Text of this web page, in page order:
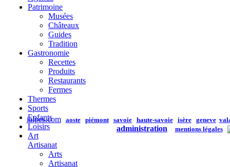
ialpes.com aoste piémont savoie haute-savoie isère geneve
administration mentions légales
Patrimoine
Musées
Châteaux
Guides
Tradition
Gastronomie
Recettes
Produits
Restaurants
Fermes
Thermes
Sports
Enfants
Loisirs
Art
Artisanat
Arts
Artisanat